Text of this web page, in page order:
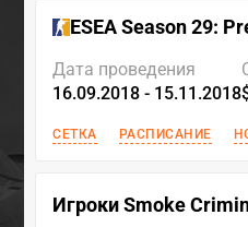
ESEA Season 29:
Дата проведения
16.09.2018 - 15.11.2018
СЕТКА РАСПИСАНИЕ
Игроки Smoke